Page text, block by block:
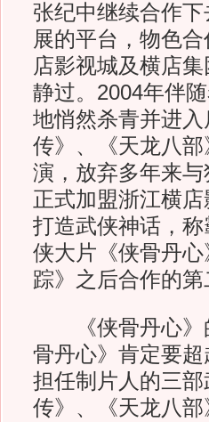
张纪中继续合作
展的平台，物色
店影视城及横店
静过。2004年伴
地悄然杀青并进
传》、《天龙八
演，放弃多年来
正式加盟浙江横
打造武侠神话，
侠大片《侠骨丹
踪》之后合作的第
《侠骨丹心》
骨丹心》肯定要超
担任制片人的三
传》、《天龙八